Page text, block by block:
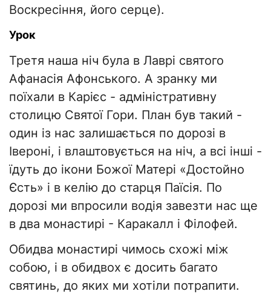
Воскресіння, його серце).
Урок
Третя наша ніч була в Лаврі святого
Афанасія Афонського. А зранку ми
поїхали в Карієс - адміністративну
столицю Святої Гори. План був такий -
один із нас залишається по дорозі в
Івероні, і влаштовується на ніч, а всі інші -
їдуть до ікони Божої Матері «Достойно
Єсть» і в келію до старця Паїсія. По
дорозі ми впросили водія завезти нас ще
в два монастирі - Каракалл і Філофей.
Обидва монастирі чимось схожі між
собою, і в обидвох є досить багато
святинь, до яких ми хотіли потрапити.